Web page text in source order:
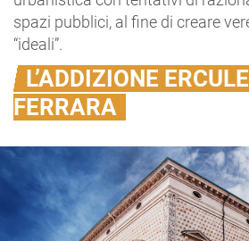
spazi pubblici, al fine di creare
“ideali”.
L’ADDIZIONE
FERRARA